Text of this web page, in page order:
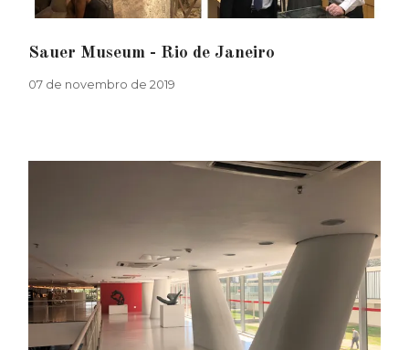
Sauer Museum - Rio de Janeiro
07 de novembro de 2019